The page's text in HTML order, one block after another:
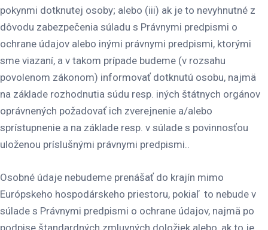
pokynmi dotknutej osoby; alebo (iii) ak je to nevyhnutné z
dôvodu zabezpečenia súladu s Právnymi predpismi o
ochrane údajov alebo inými právnymi predpismi, ktorými
sme viazaní, a v takom prípade budeme (v rozsahu
povolenom zákonom) informovať dotknutú osobu, najmä
na základe rozhodnutia súdu resp. iných štátnych orgánov
oprávnených požadovať ich zverejnenie a/alebo
sprístupnenie a na základe resp. v súlade s povinnosťou
uloženou príslušnými právnymi predpismi..
Osobné údaje nebudeme prenášať do krajín mimo
Európskeho hospodárskeho priestoru, pokiaľ to nebude v
súlade s Právnymi predpismi o ochrane údajov, najmä po
podpise štandardných zmluvných doložiek alebo, ak to je